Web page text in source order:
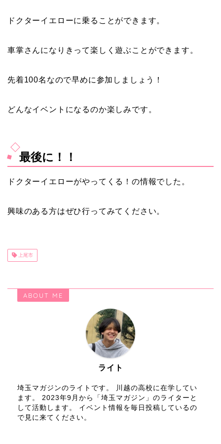
ドクターイエローに乗ることができます。
車掌さんになりきって楽しく遊ぶことができます。
先着100名なので早めに参加しましょう！
どんなイベントになるのか楽しみです。
最後に！！
ドクターイエローがやってくる！の情報でした。
興味のある方はぜひ行ってみてください。
上尾市
ABOUT ME
ライト
埼玉マガジンのライトです。 川越の高校に在学してい
ます。 2023年9月から「埼玉マガジン」のライターと
して活動します。 イベント情報を毎日投稿しているの
で見に来てください。